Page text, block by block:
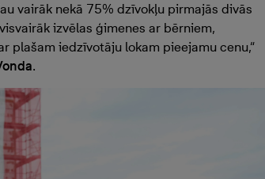
vairāk nekā 75% dzīvokļu pirmajās divās
izvēlas ģimenes ar bērniem,
plašam iedzīvotāju lokam pieejamu cenu,“
.